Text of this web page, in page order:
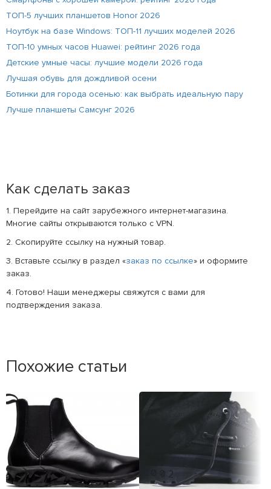
ТОП-5 лучших планшетов Honor 2026
Ноутбук на базе Windows: ТОП-11 лучших моделей 2026
ТОП-10 умных часов Huawei: рейтинг 2026 года
Детские умные часы: лучшие модели 2026 года
Лучшая обувь для дождливой осени
Ботинки для города осенью: как выбрать идеальную пару
Лучше планшеты Самсунг 2026
Как сделать заказ
1. Перейдите на сайт зарубежного интернет-магазина.
Многие сайты открываются только с VPN.
2. Скопируйте ссылку на нужный товар.
3. Вставьте ссылку в раздел «заказ по ссылке» и оформите
заказ.
4. Готово! Наши менеджеры свяжутся с вами для
подтверждения заказа.
Похожие статьи